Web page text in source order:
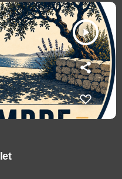
play_arrow